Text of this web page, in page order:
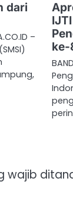
dari
–
ke-
wajib